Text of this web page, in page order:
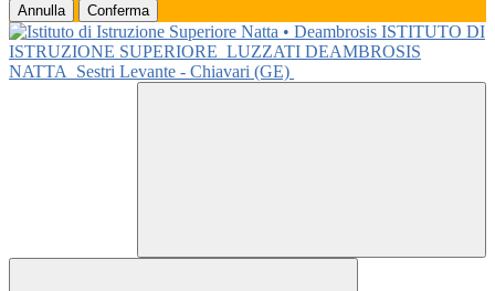
Annulla Conferma
ISTITUTO DI
ISTRUZIONE SUPERIORE LUZZATI DEAMBROSIS
NATTA
Sestri Levante - Chiavari (GE)